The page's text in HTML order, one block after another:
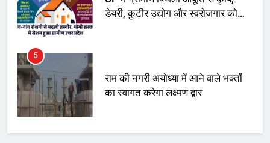
डेयरी, कुटीर उद्योग और स्वरोजगार को
5
राम की नगरी अयोध्या में आने वाले भक्तों
का स्वागत करेगा लक्ष्मण द्वार
6